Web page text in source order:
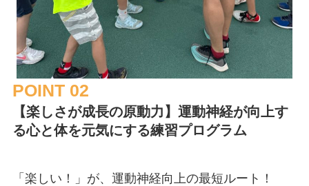
POINT 02
【楽しさが成長の原動力】運動神経が向上す
る心と体を元気にする練習プログラム
「楽しい！」が、運動神経向上の最短ルート！